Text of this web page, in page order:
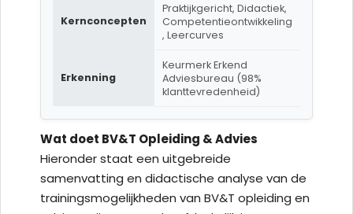
Kernconcepten
Praktijkgericht, Didactiek,
Competentieontwikkeling
, Leercurves
Erkenning
Keurmerk Erkend
Adviesbureau (98%
klanttevredenheid)
Wat doet BV&T Opleiding & Advies
Hieronder staat een uitgebreide
samenvatting en didactische analyse van de
trainingsmogelijkheden van BV&T opleiding en